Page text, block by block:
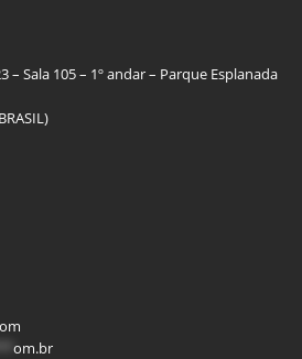
– Sala 105 – 1º andar – Parque Esplanada
om.br